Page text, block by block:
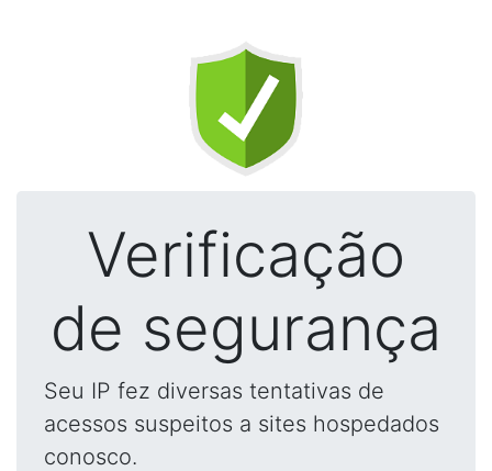
Verificação
de segurança
Seu IP fez diversas tentativas de
acessos suspeitos a sites hospedados
conosco.